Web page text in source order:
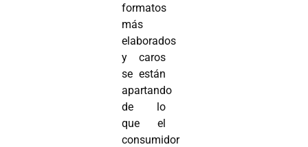
formatos
más
elaborados
y caros
se están
apartando
de lo
que el
consumidor